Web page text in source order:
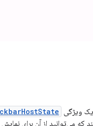
ویژگی